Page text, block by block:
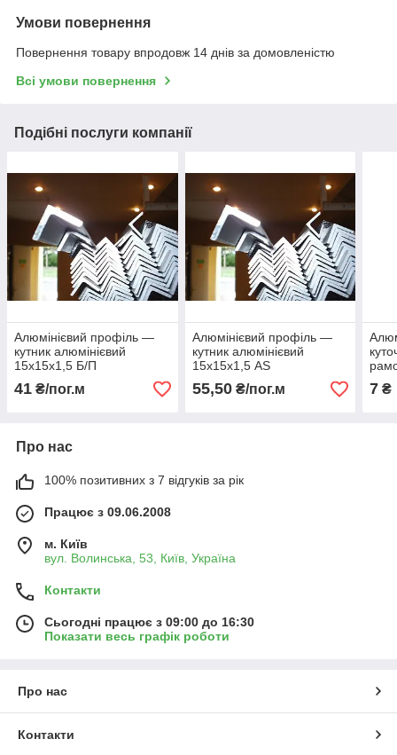
Умови повернення
Повернення товару впродовж 14 днів за домовленістю
Всі умови повернення
Подібні послуги компанії
Алюмінієвий профіль —
кутник алюмінієвий
15х15х1,5 Б/П
41 ₴/пог.м
Алюмінієвий профіль —
кутник алюмінієвий
15х15х1,5 AS
55,50₴/пог.м 7 ₴
Про нас
100% позитивних з 7 відгуків за рік
Працює з 09.06.2008
м. Київ
вул. Волинська, 53, Київ, Україна
Контакти
Сьогодні працює з 09:00 до 16:30
Показати весь графік роботи
Про нас
Контакти